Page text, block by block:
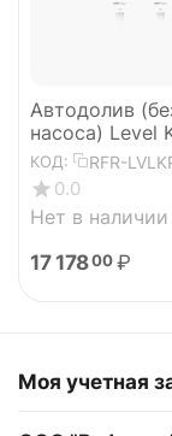
Автодолив
насоса) Level
КОД: RFR-
0.0
Нет в наличии
17 17800 ₽
Моя учетная